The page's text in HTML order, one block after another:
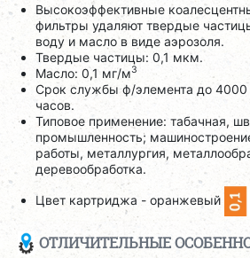
Высокоэффективные
фильтры удаляют твердые
воду и масло в виде аэрозоля.
Твердые частицы: 0,1 мкм.
Масло: 0,1 мг/м3
Срок службы ф/элемента до 4000
часов.
Типовое применение: табачная,
промышленность;
работы, металлургия,
деревообработка.
Цвет картриджа - оранжевый
ОТЛИЧИТЕЛЬНЫЕ